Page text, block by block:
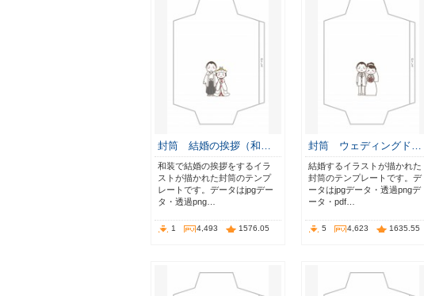
封筒 結婚の挨拶（和…
和装で結婚の挨拶をするイラ
ストが描かれた封筒のテンプ
レートです。データはjpgデー
タ・透過png…
1 4,493 1576.05
封筒 ウェディングド…
結婚するイラストが描かれた
封筒のテンプレートです。デ
ータはjpgデータ・透過pngデ
ータ・pdf…
5 4,623 1635.55